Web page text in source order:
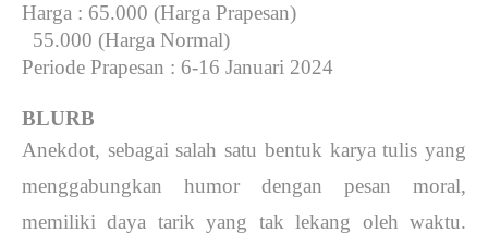
Harga : 65.000 (Harga Prapesan)
55.000 (Harga Normal)
Periode Prapesan : 6-16 Januari 2024
BLURB
Anekdot, sebagai salah satu bentuk karya tulis yang
menggabungkan humor dengan pesan moral,
memiliki daya tarik yang tak lekang oleh waktu.